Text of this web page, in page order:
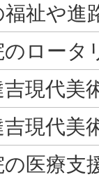
祉や進
ロータ
現代美
現代美
医療支